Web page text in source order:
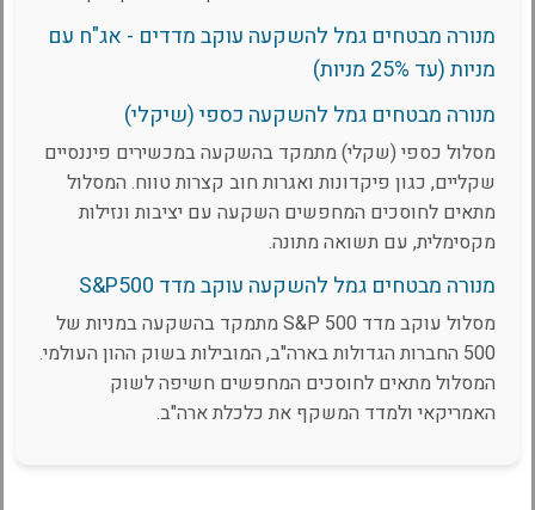
מנורה מבטחים גמל להשקעה עוקב מדדים - אג"ח עם
מניות (עד 25% מניות)
מנורה מבטחים גמל להשקעה כספי (שיקלי)
מסלול כספי (שקלי) מתמקד בהשקעה במכשירים פיננסיים
שקליים, כגון פיקדונות ואגרות חוב קצרות טווח. המסלול
מתאים לחוסכים המחפשים השקעה עם יציבות ונזילות
מקסימלית, עם תשואה מתונה.
מנורה מבטחים גמל להשקעה עוקב מדד S&P500
מסלול עוקב מדד S&P 500 מתמקד בהשקעה במניות של
500 החברות הגדולות בארה"ב, המובילות בשוק ההון העולמי.
המסלול מתאים לחוסכים המחפשים חשיפה לשוק
האמריקאי ולמדד המשקף את כלכלת ארה"ב.